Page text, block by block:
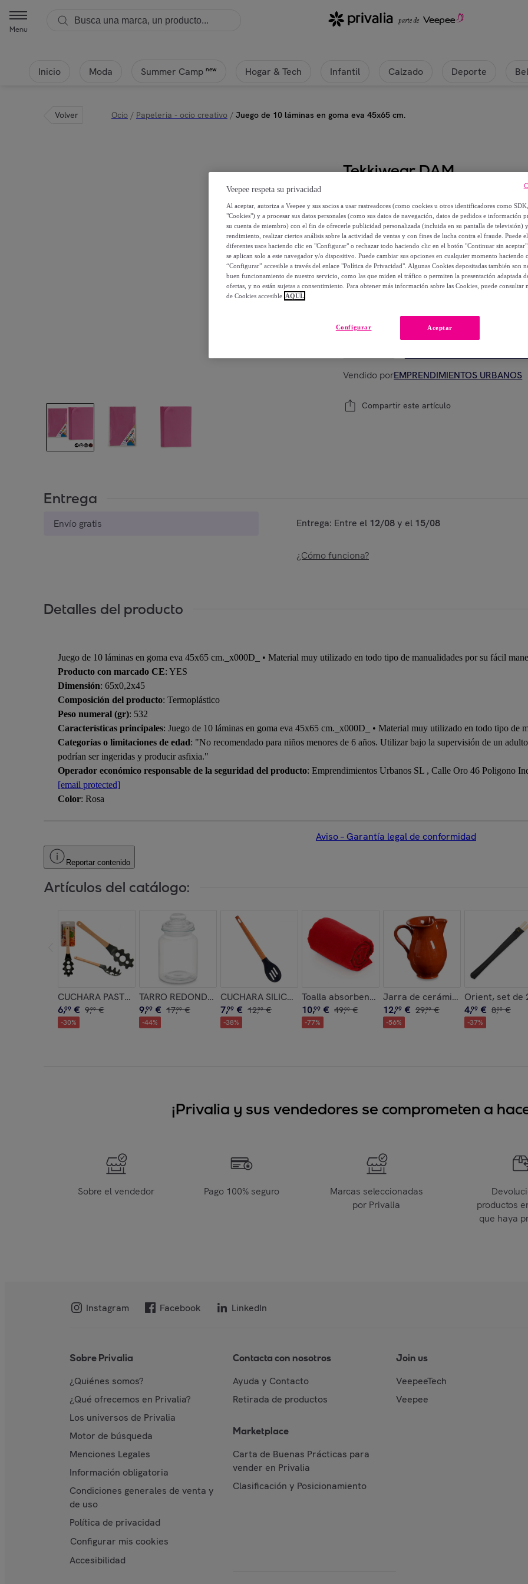
Menu
Inicio Moda Summer Camp new Hogar & Tech Infantil Calzado Deporte
Volver Ocio / Papeleria - ocio creativo / Juego de 10 láminas en goma eva 45x65 cm.
Tekkiwear DAM
5,99 €
28,52 €
-78%
Juego de 10 láminas en goma eva
Vendido porEMPRENDIMIENTOS URBANOS
Compartir este artículo
Entrega
Envío gratis Entrega: Entre el 12/08y el 15/08
¿Cómo funciona?
Detalles del producto
Juego de 10 láminas en goma eva 45x65 cm._x000D_ • Material muy utilizado en todo tipo de manualidades por su fácil
Producto con marcado CE: YES
Dimensión: 65x0,2x45
Composición del producto: Termoplástico
Peso numeral (gr): 532
Características principales: Juego de 10 láminas en goma eva 45x65 cm._x000D_ • Material muy utilizado en todo tipo de
Categorías o limitaciones de edad: "No recomendado para niños menores de 6 años. Utilizar bajo la supervisión de un
podrían ser ingeridas y producir asfixia."
Operador económico responsable de la seguridad del producto: Emprendimientos Urbanos SL , Calle Oro 46 Poligono
[email protected]
Color: Rosa
Aviso – Garantía legal de conformidad
Reportar contenido
Artículos del catálogo:
CUCHARA PASTA SURT COLOR aleatorio
6,99 € 9,99 €
-30%
TARRO REDONDO LISO TAPA CRISTAL 900ML
9,99 € 17,99 €
-44%
CUCHARA SILICONA MANGO MADERA DE HAYA 30,5CM
7,99 € 12,99 €
-38%
Toalla absorbente Yarg 138x72 cm.
10,99 € 49,00 €
-77%
Jarra de cerámica refractaria de
12,99 € 29,99 €
-56%
Orient, set de
4,99 € 8,00 €
-37%
¡Privalia y sus vendedores se comprometen a
Sobre el vendedor Pago 100% seguro
Marcas seleccionadas
por Privalia
productos
que haya
Instagram Facebook LinkedIn
Sobre Privalia
¿Quiénes somos?
¿Qué ofrecemos en Privalia?
Los universos de Privalia
Motor de búsqueda
Menciones Legales
Información obligatoria
Condiciones generales de venta y
de uso
Política de privacidad
Configurar mis cookies
Accesibilidad
Contacta con nosotros
Ayuda y Contacto
Retirada de productos
Marketplace
Carta de Buenas Prácticas para
vender en Privalia
Clasificación y Posicionamiento
Join us
VeepeeTech
Veepee
Veepee respeta su privacidad
Al aceptar, autoriza a Veepee y sus socios a usar rastreadores (como cookies u otros identificadores como
"Cookies") y a procesar sus datos personales (como sus datos de navegación, datos de pedidos e información
su cuenta de miembro) con el fin de ofrecerle publicidad personalizada (incluida en su pantalla de televisión)
rendimiento, realizar ciertos análisis sobre la actividad de ventas y con fines de lucha contra el fraude. Puede
diferentes usos haciendo clic en "Configurar" o rechazar todo haciendo clic en el botón "Continuar sin
se aplican solo a este navegador y/o dispositivo. Puede cambiar sus opciones en cualquier momento haciendo
“Configurar” accesible a través del enlace "Política de Privacidad". Algunas Cookies depositadas también son
buen funcionamiento de nuestro servicio, como las que miden el tráfico o permiten la presentación adaptada
ofertas, y no están sujetas a consentimiento. Para obtener más información sobre las Cookies, puede consultar
de Cookies accesible AQUÍ.
Aceptar
Configurar